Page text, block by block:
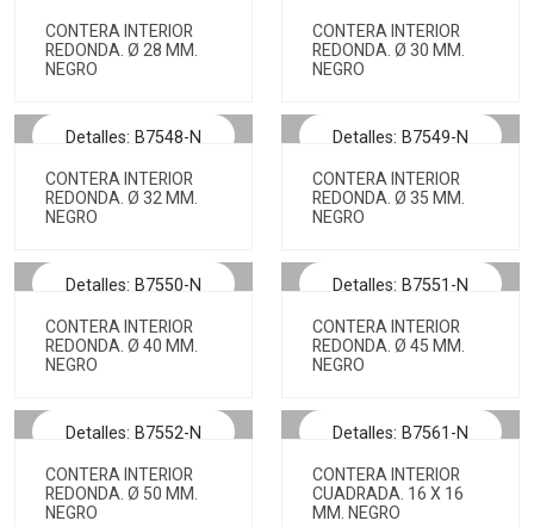
CONTERA INTERIOR
REDONDA. Ø 28 MM.
NEGRO
CONTERA INTERIOR
REDONDA. Ø 30 MM.
NEGRO
Detalles: B7548-N
CONTERA INTERIOR
REDONDA. Ø 32 MM.
NEGRO
Detalles: B7549-N
CONTERA INTERIOR
REDONDA. Ø 35 MM.
NEGRO
Detalles: B7550-N
CONTERA INTERIOR
REDONDA. Ø 40 MM.
NEGRO
Detalles: B7551-N
CONTERA INTERIOR
REDONDA. Ø 45 MM.
NEGRO
Detalles: B7552-N
CONTERA INTERIOR
REDONDA. Ø 50 MM.
NEGRO
Detalles: B7561-N
CONTERA INTERIOR
CUADRADA. 16 X 16
MM. NEGRO